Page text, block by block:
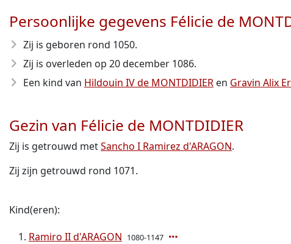
Persoonlijke gegevens Félicie de
Zij is geboren rond 1050.
Zij is overleden op 20 december 1086.
Een kind van Hildouin IV de MONTDIDIER en Gravin Alix
Gezin van Félicie de MONTDIDIER
Zij is getrouwd metSancho I Ramirez d'ARAGON.
Zij zijn getrouwd rond 1071.
Kind(eren):
Ramiro II d'ARAGON 1080-1147